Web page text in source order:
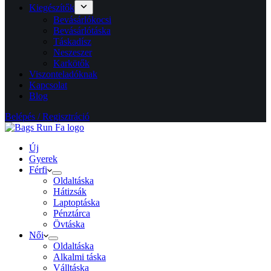
Kiegészítők
Bevásárlókocsi
Bevásárlótáska
Táskadísz
Neszeszer
Karkötők
Viszonteladóknak
Kapcsolat
Blog
Belépés / Regisztráció
Új
Gyerek
Férfi
Oldaltáska
Hátizsák
Laptoptáska
Pénztárca
Övtáska
Női
Oldaltáska
Alkalmi táska
Válltáska